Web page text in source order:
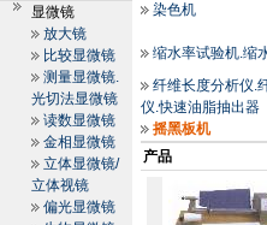
显微镜
放大镜
比较显微镜
测量显微镜.
光切法显微镜
读数显微镜
金相显微镜
立体显微镜/
立体视镜
偏光显微镜
染色机
缩水率试验机.缩
纤维长度分析仪.
仪.快速油脂抽出器
摇黑板机
产品